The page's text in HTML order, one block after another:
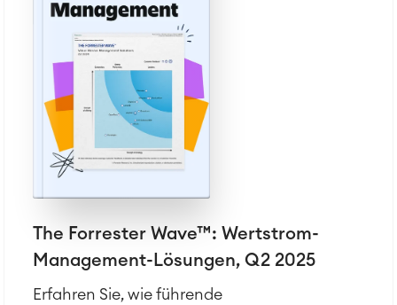
Agile & DevOps
DevOps
Requirements Management
Agile Development
Test Management
Technische Dokumentation
Service Management
Service Management Journey
Enterprise Service Management
Asset Management
Omnichannel Kundenservice
The Forrester Wave™: Wertstrom-
Management-Lösungen, Q2 2025
Erfahren Sie, wie führende